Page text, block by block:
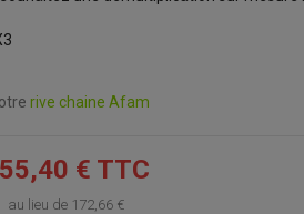
rive chaine Afam
€ TTC
au lieu de 172,66 €